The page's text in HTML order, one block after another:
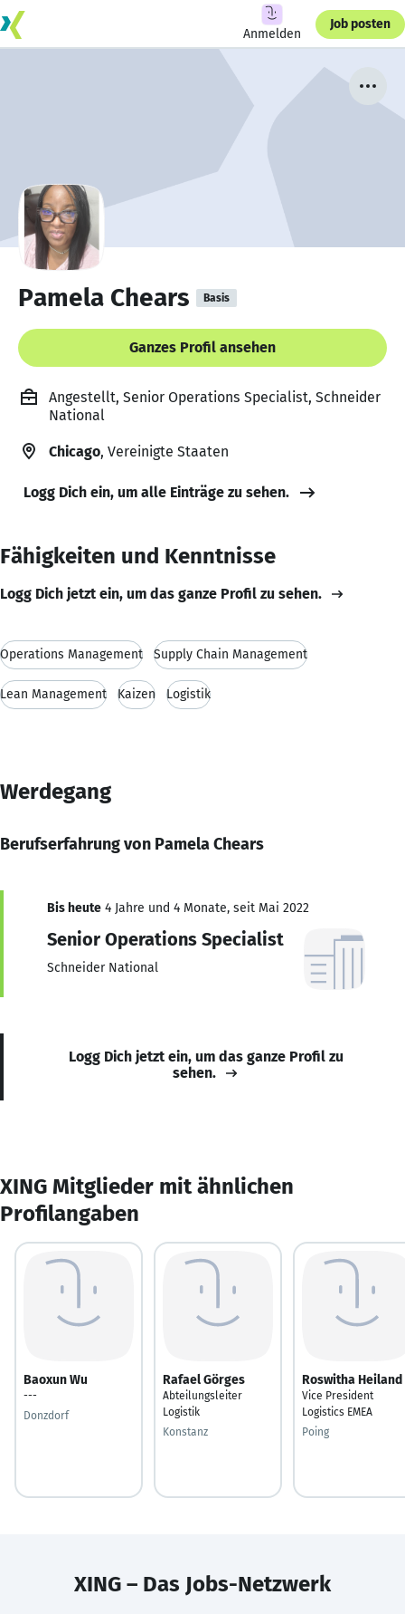
Anmelden
Job posten
Pamela Chears Basis
Ganzes Profil ansehen
Angestellt, Senior Operations Specialist, Schneider
National
Chicago, Vereinigte Staaten
Logg Dich ein, um alle Einträge zu sehen.
Fähigkeiten und Kenntnisse
Logg Dich jetzt ein, um das ganze Profil zu sehen.
Operations Management Supply Chain Management
Lean Management Kaizen Logistik
Werdegang
Berufserfahrung von Pamela Chears
Bis heute 4 Jahre und 4 Monate, seit Mai 2022
Senior Operations Specialist
Schneider National
Logg Dich jetzt ein, um das ganze Profil zu
sehen.
XING Mitglieder mit ähnlichen
Profilangaben
Baoxun Wu
---
Donzdorf
Rafael Görges
Abteilungsleiter
Logistik
Konstanz
Roswitha Heiland
Vice President
Logistics EMEA
Poing
XING – Das Jobs-Netzwerk